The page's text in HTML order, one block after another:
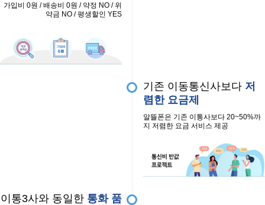
가입비 0원 / 배송비 0원 / 약정 NO / 위
약금 NO / 평생할인 YES
기존 이동통신사보다 저
렴한 요금제
알뜰폰은 기존 이통사보다 20~50%까
지 저렴한 요금 서비스 제공
이통3사와 동일한 통화 품